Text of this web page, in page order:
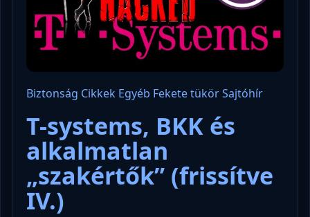
Biztonság Cikkek Egyéb Fekete tükörSajtóhír
T-systems, BKK és
alkalmatlan
„szakértők” (frissítve
IV.)